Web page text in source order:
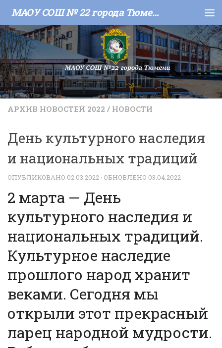
Skip to content МАОУ СОШ № 22 города Тюмени
АРХИВ НОВОСТЕЙ 2022 / НОВОСТИ
День культурного наследия
и национальных традиций
ОПУБЛИКОВАНО 02.03.2022 · ОБНОВЛЕНО 03.04.2022
2 марта — День
культурного наследия и
национальных традиций.
Культурное наследие
прошлого народ хранит
веками. Сегодня мы
открыли этот прекрасный
ларец народной мудрости.